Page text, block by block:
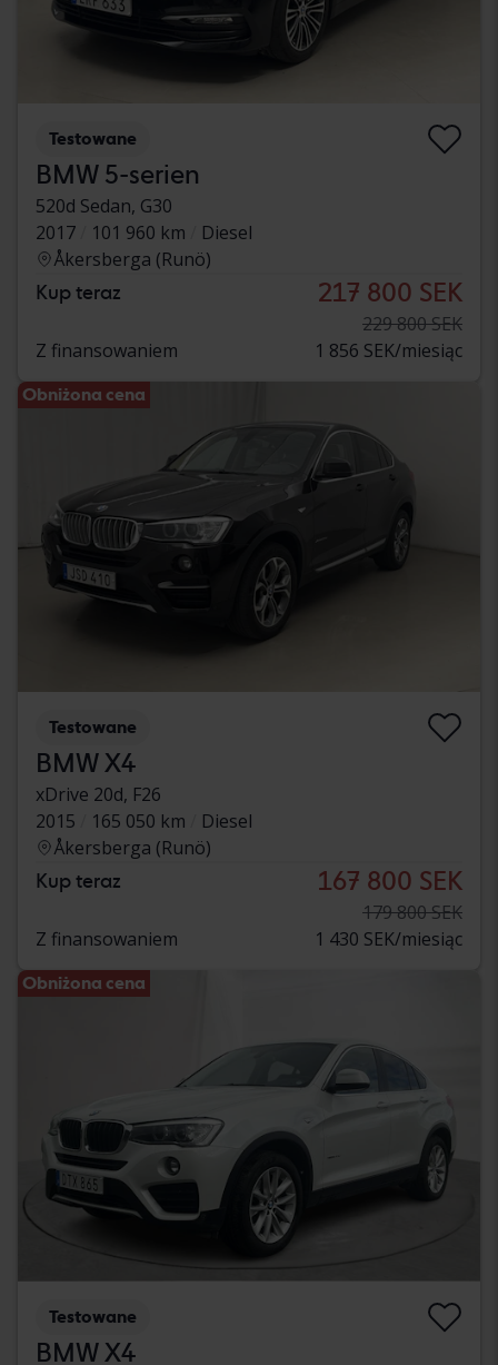
Testowane
BMW 5-serien
520d Sedan, G30
2017
101 960 km
Diesel
Åkersberga (Runö)
Kup teraz 217 800 SEK
229 800 SEK
Z finansowaniem
1 856 SEK/miesiąc
Obniżona cena
Testowane
BMW X4
xDrive 20d, F26
2015
165 050 km
Diesel
Åkersberga (Runö)
Kup teraz 167 800 SEK
179 800 SEK
Z finansowaniem
1 430 SEK/miesiąc
Obniżona cena
Testowane
BMW X4